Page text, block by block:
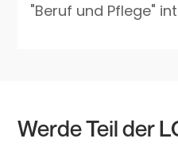
"Beruf und Pflege"
Werde Teil der